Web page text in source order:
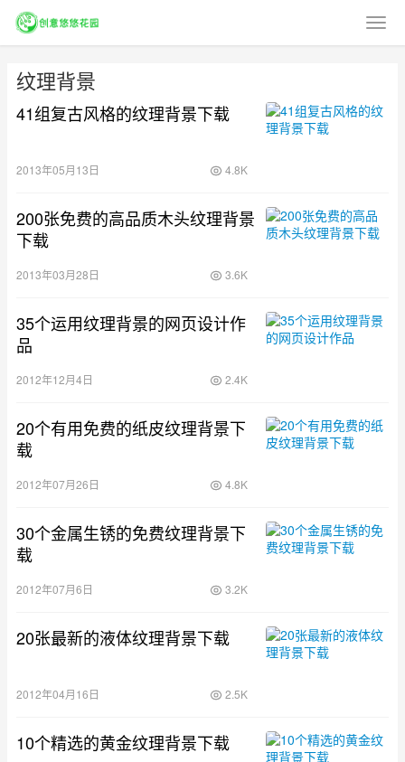
纹理背景
41组复古风格的纹理背景下载
2013年05月13日 4.8K
200张免费的高品质木头纹理背景
下载
2013年03月28日 3.6K
35个运用纹理背景的网页设计作
品
2012年12月4日 2.4K
20个有用免费的纸皮纹理背景下
载
2012年07月26日 4.8K
30个金属生锈的免费纹理背景下
载
2012年07月6日 3.2K
20张最新的液体纹理背景下载
2012年04月16日 2.5K
10个精选的黄金纹理背景下载